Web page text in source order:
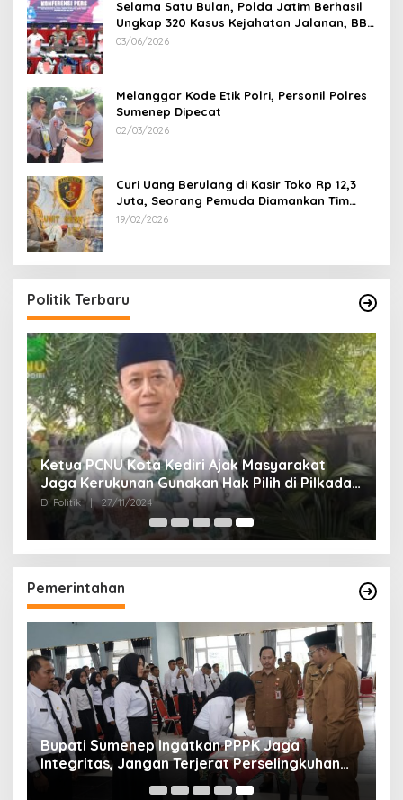
Selama Satu Bulan, Polda Jatim Berhasil
Ungkap 320 Kasus Kejahatan Jalanan, BB
100 Sepeda Motor dan 12 Mobil Diamankan
03/06/2026
Melanggar Kode Etik Polri, Personil Polres
Sumenep Dipecat
02/03/2026
Curi Uang Berulang di Kasir Toko Rp 12,3
Juta, Seorang Pemuda Diamankan Tim
Reskrim Polsek Lenteng Sumenep
19/02/2026
Politik Terbaru
Ketua PCNU Kota Kediri Ajak Masyarakat
Jaga Kerukunan Gunakan Hak Pilih di Pilkada
2024
Di Politik | 27/11/2024
Pemerintahan
Bupati Sumenep Ingatkan PPPK Jaga
Integritas, Jangan Terjerat Perselingkuhan
dan Judi Online